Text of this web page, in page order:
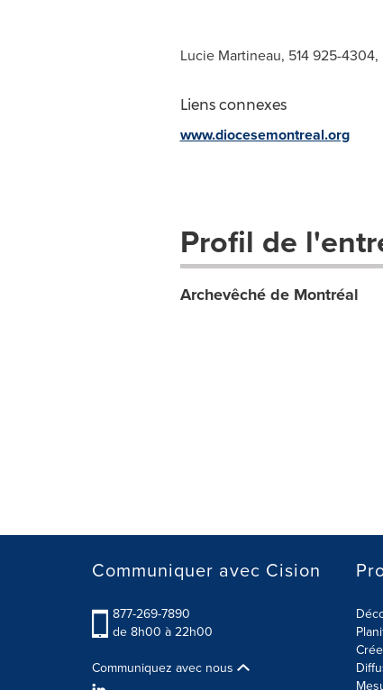
Lucie Martineau, 514 925-4304,
Liens connexes
www.diocesemontreal.org
Profil de
Archevêché de Montréal
Communiquer avec Cision
877-269-7890
de 8h00 à 22h00
Communiquez avec nous